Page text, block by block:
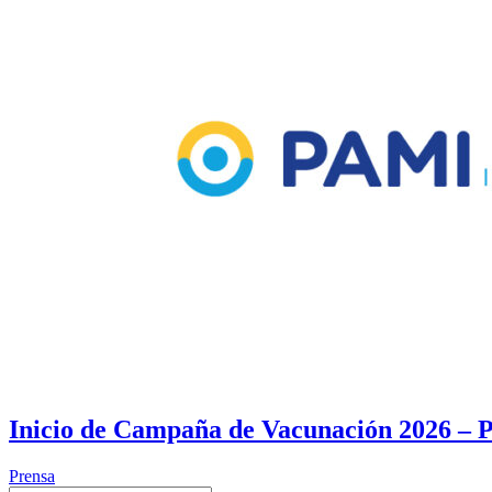
Inicio de Campaña de Vacunación 2026 –
Prensa